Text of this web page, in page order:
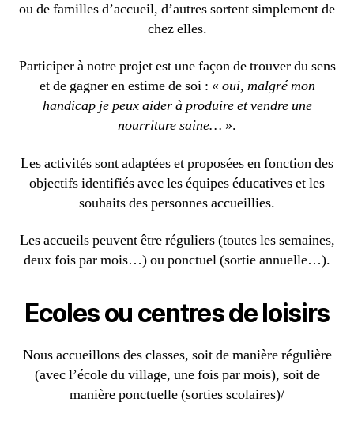
ou de familles d’accueil, d’autres sortent simplement de
chez elles.
Participer à notre projet est une façon de trouver du sens
et de gagner en estime de soi : « oui, malgré mon
handicap je peux aider à produire et vendre une
nourriture saine… ».
Les activités sont adaptées et proposées en fonction des
objectifs identifiés avec les équipes éducatives et les
souhaits des personnes accueillies.
Les accueils peuvent être réguliers (toutes les semaines,
deux fois par mois…) ou ponctuel (sortie annuelle…).
Ecoles ou centres de loisirs
Nous accueillons des classes, soit de manière régulière
(avec l’école du village, une fois par mois), soit de
manière ponctuelle (sorties scolaires)/